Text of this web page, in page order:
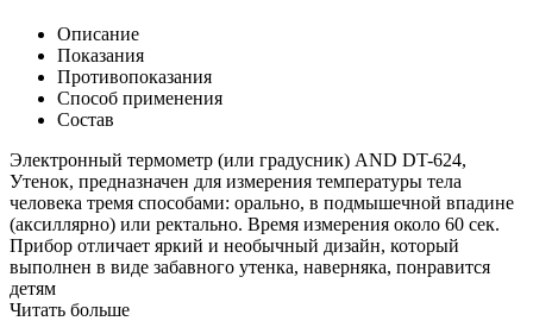
Описание
Показания
Противопоказания
Способ применения
Состав
Электронный термометр (или градусник) AND DT-624,
Утенок, предназначен для измерения температуры тела
человека тремя способами: орально, в подмышечной впадине
(аксиллярно) или ректально. Время измерения около 60 сек.
Прибор отличает яркий и необычный дизайн, который
выполнен в виде забавного утенка, наверняка, понравится
детям
Читать больше